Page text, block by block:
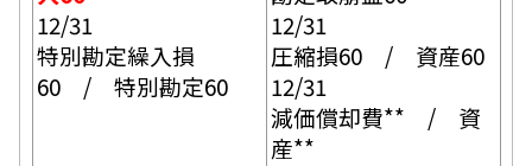
12/31
特別勘定繰入損
60 / 特別勘定60
12/31
圧縮損60 / 資産60
12/31
減価償却費** / 資
産**